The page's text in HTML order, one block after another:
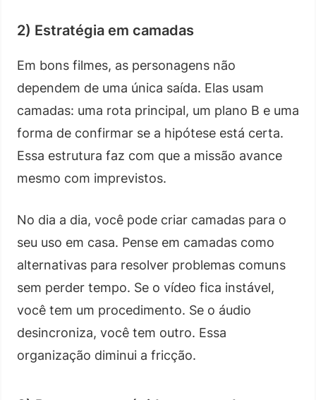
2) Estratégia em camadas
Em bons filmes, as personagens não
dependem de uma única saída. Elas usam
camadas: uma rota principal, um plano B e uma
forma de confirmar se a hipótese está certa.
Essa estrutura faz com que a missão avance
mesmo com imprevistos.
No dia a dia, você pode criar camadas para o
seu uso em casa. Pense em camadas como
alternativas para resolver problemas comuns
sem perder tempo. Se o vídeo fica instável,
você tem um procedimento. Se o áudio
desincroniza, você tem outro. Essa
organização diminui a fricção.